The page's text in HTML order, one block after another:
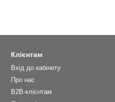
Клієнтам
Вхід до кабінету
Про нас
B2B-клієнтам